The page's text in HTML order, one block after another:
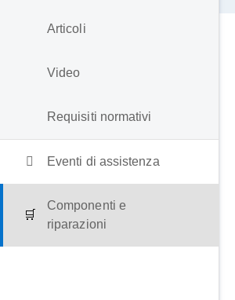
Articoli
Video
Requisiti normativi
Eventi di assistenza
Componenti e
riparazioni